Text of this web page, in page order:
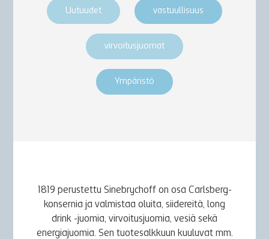
Uutuudet vastuullisuus
virvoitusjuomat
Ympäristö
1819 perustettu Sinebrychoff on osa Carlsberg-
konsernia ja valmistaa oluita, siidereitä, long
drink -juomia, virvoitusjuomia, vesiä sekä
energiajuomia. Sen tuotesalkkuun kuuluvat mm.